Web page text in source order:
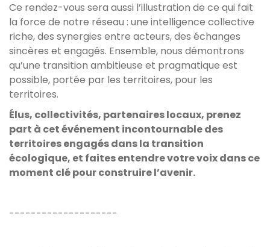
Ce rendez-vous sera aussi l’illustration de ce qui fait
la force de notre réseau : une intelligence collective
riche, des synergies entre acteurs, des échanges
sincères et engagés. Ensemble, nous démontrons
qu’une transition ambitieuse et pragmatique est
possible, portée par les territoires, pour les
territoires.
Élus, collectivités, partenaires locaux, prenez
part à cet événement incontournable des
territoires engagés dans la transition
écologique, et faites entendre votre voix dans ce
moment clé pour construire l’avenir.
--------------------